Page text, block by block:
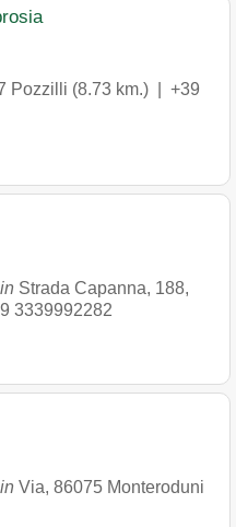
Pozzilli (8.73 km.) | +39
in Strada Capanna, 188,
3339992282
in Via, 86075 Monteroduni